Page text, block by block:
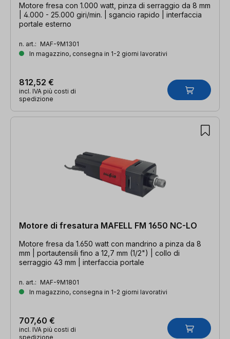
Motore fresa con 1.000 watt, pinza di serraggio da 8 mm
| 4.000 - 25.000 giri/min. | sgancio rapido | interfaccia
portale esterno
n. art.: MAF-9M1301
In magazzino, consegna in 1-2 giorni lavorativi
812,52 €
incl. IVA più costi di
spedizione
Motore di fresatura MAFELL FM 1650 NC-LO
Motore fresa da 1.650 watt con mandrino a pinza da 8
mm | portautensili fino a 12,7 mm (1/2") | collo di
serraggio 43 mm | interfaccia portale
n. art.: MAF-9M1801
In magazzino, consegna in 1-2 giorni lavorativi
707,60 €
incl. IVA più costi di
spedizione